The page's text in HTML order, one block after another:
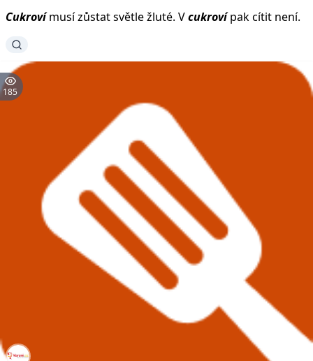
Cukrovímusí zůstat světle žluté. Vcukrovípak cítit není.
185